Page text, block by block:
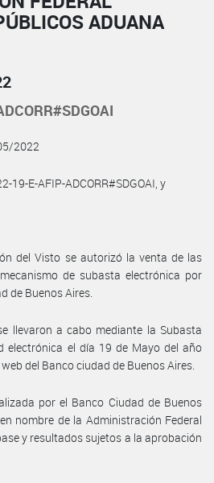
ADUANA
2022
19-E-AFIP-ADCORR#SDGOAI, y
del Visto se autorizó la venta de las
de subasta electrónica por
de Buenos Aires.
llevaron a cabo mediante la Subasta
electrónica el día 19 de Mayo del año
del Banco ciudad de Buenos Aires.
por el Banco Ciudad de Buenos
nombre de la Administración Federal
y resultados sujetos a la aprobación